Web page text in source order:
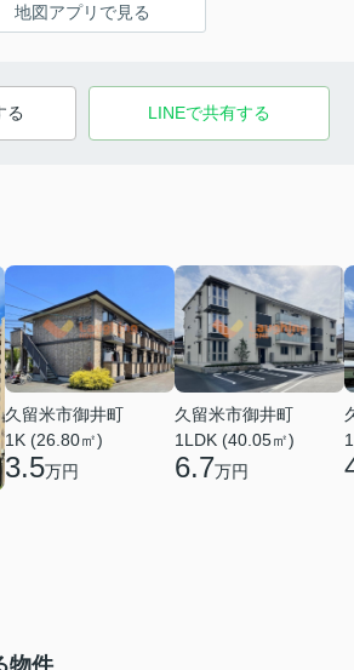
地図アプリで見る
る LINEで共有する
久留米市御井町
1K (26.80㎡)
3.5万円
久留米市御井町
1LDK (40.05㎡)
6.7万円